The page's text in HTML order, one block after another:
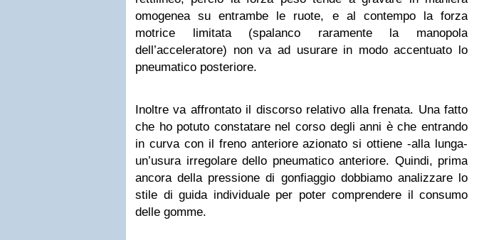
omogenea su entrambe le ruote, e al contempo la forza
motrice limitata (spalanco raramente la manopola
dell’acceleratore) non va ad usurare in modo accentuato lo
pneumatico posteriore.
Inoltre va affrontato il discorso relativo alla frenata. Una fatto
che ho potuto constatare nel corso degli anni è che entrando
in curva con il freno anteriore azionato si ottiene -alla lunga-
un’usura irregolare dello pneumatico anteriore. Quindi, prima
ancora della pressione di gonfiaggio dobbiamo analizzare lo
stile di guida individuale per poter comprendere il consumo
delle gomme.